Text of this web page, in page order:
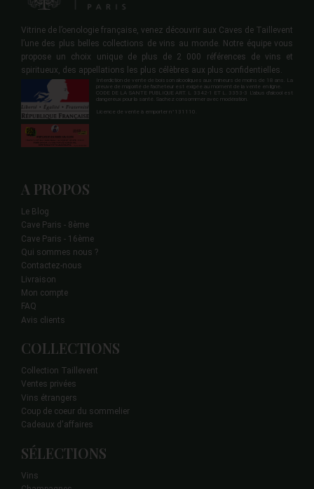
Vitrine de l’oenologie française, venez découvrir aux Caves de Taillevent
l’une des plus belles collections de vins au monde. Notre équipe vous
propose un choix unique de plus de 2 000 références de vins et
spiritueux, des appellations les plus célèbres aux plus confidentielles.
Interdiction de vente de boisson alcooliques aux mineurs de moins de 18 ans. La
preuve de majorité de l'acheteur est exigée au moment de la vente en ligne.
CODE DE LA SANTE PUBLIQUE ART. L 3342-1 ET L. 3353-3 L'abus d'alcool est
dangereux pour la santé. Sachez consommer avec modération.
Licence de vente à emporter n°131110.
A PROPOS
Le Blog
Cave Paris - 8ème
Cave Paris - 16ème
Qui sommes nous ?
Contactez-nous
Livraison
Mon compte
FAQ
Avis clients
COLLECTIONS
Collection Taillevent
Ventes privées
Vins étrangers
Coup de coeur du sommelier
Cadeaux d'affaires
SÉLECTIONS
Vins